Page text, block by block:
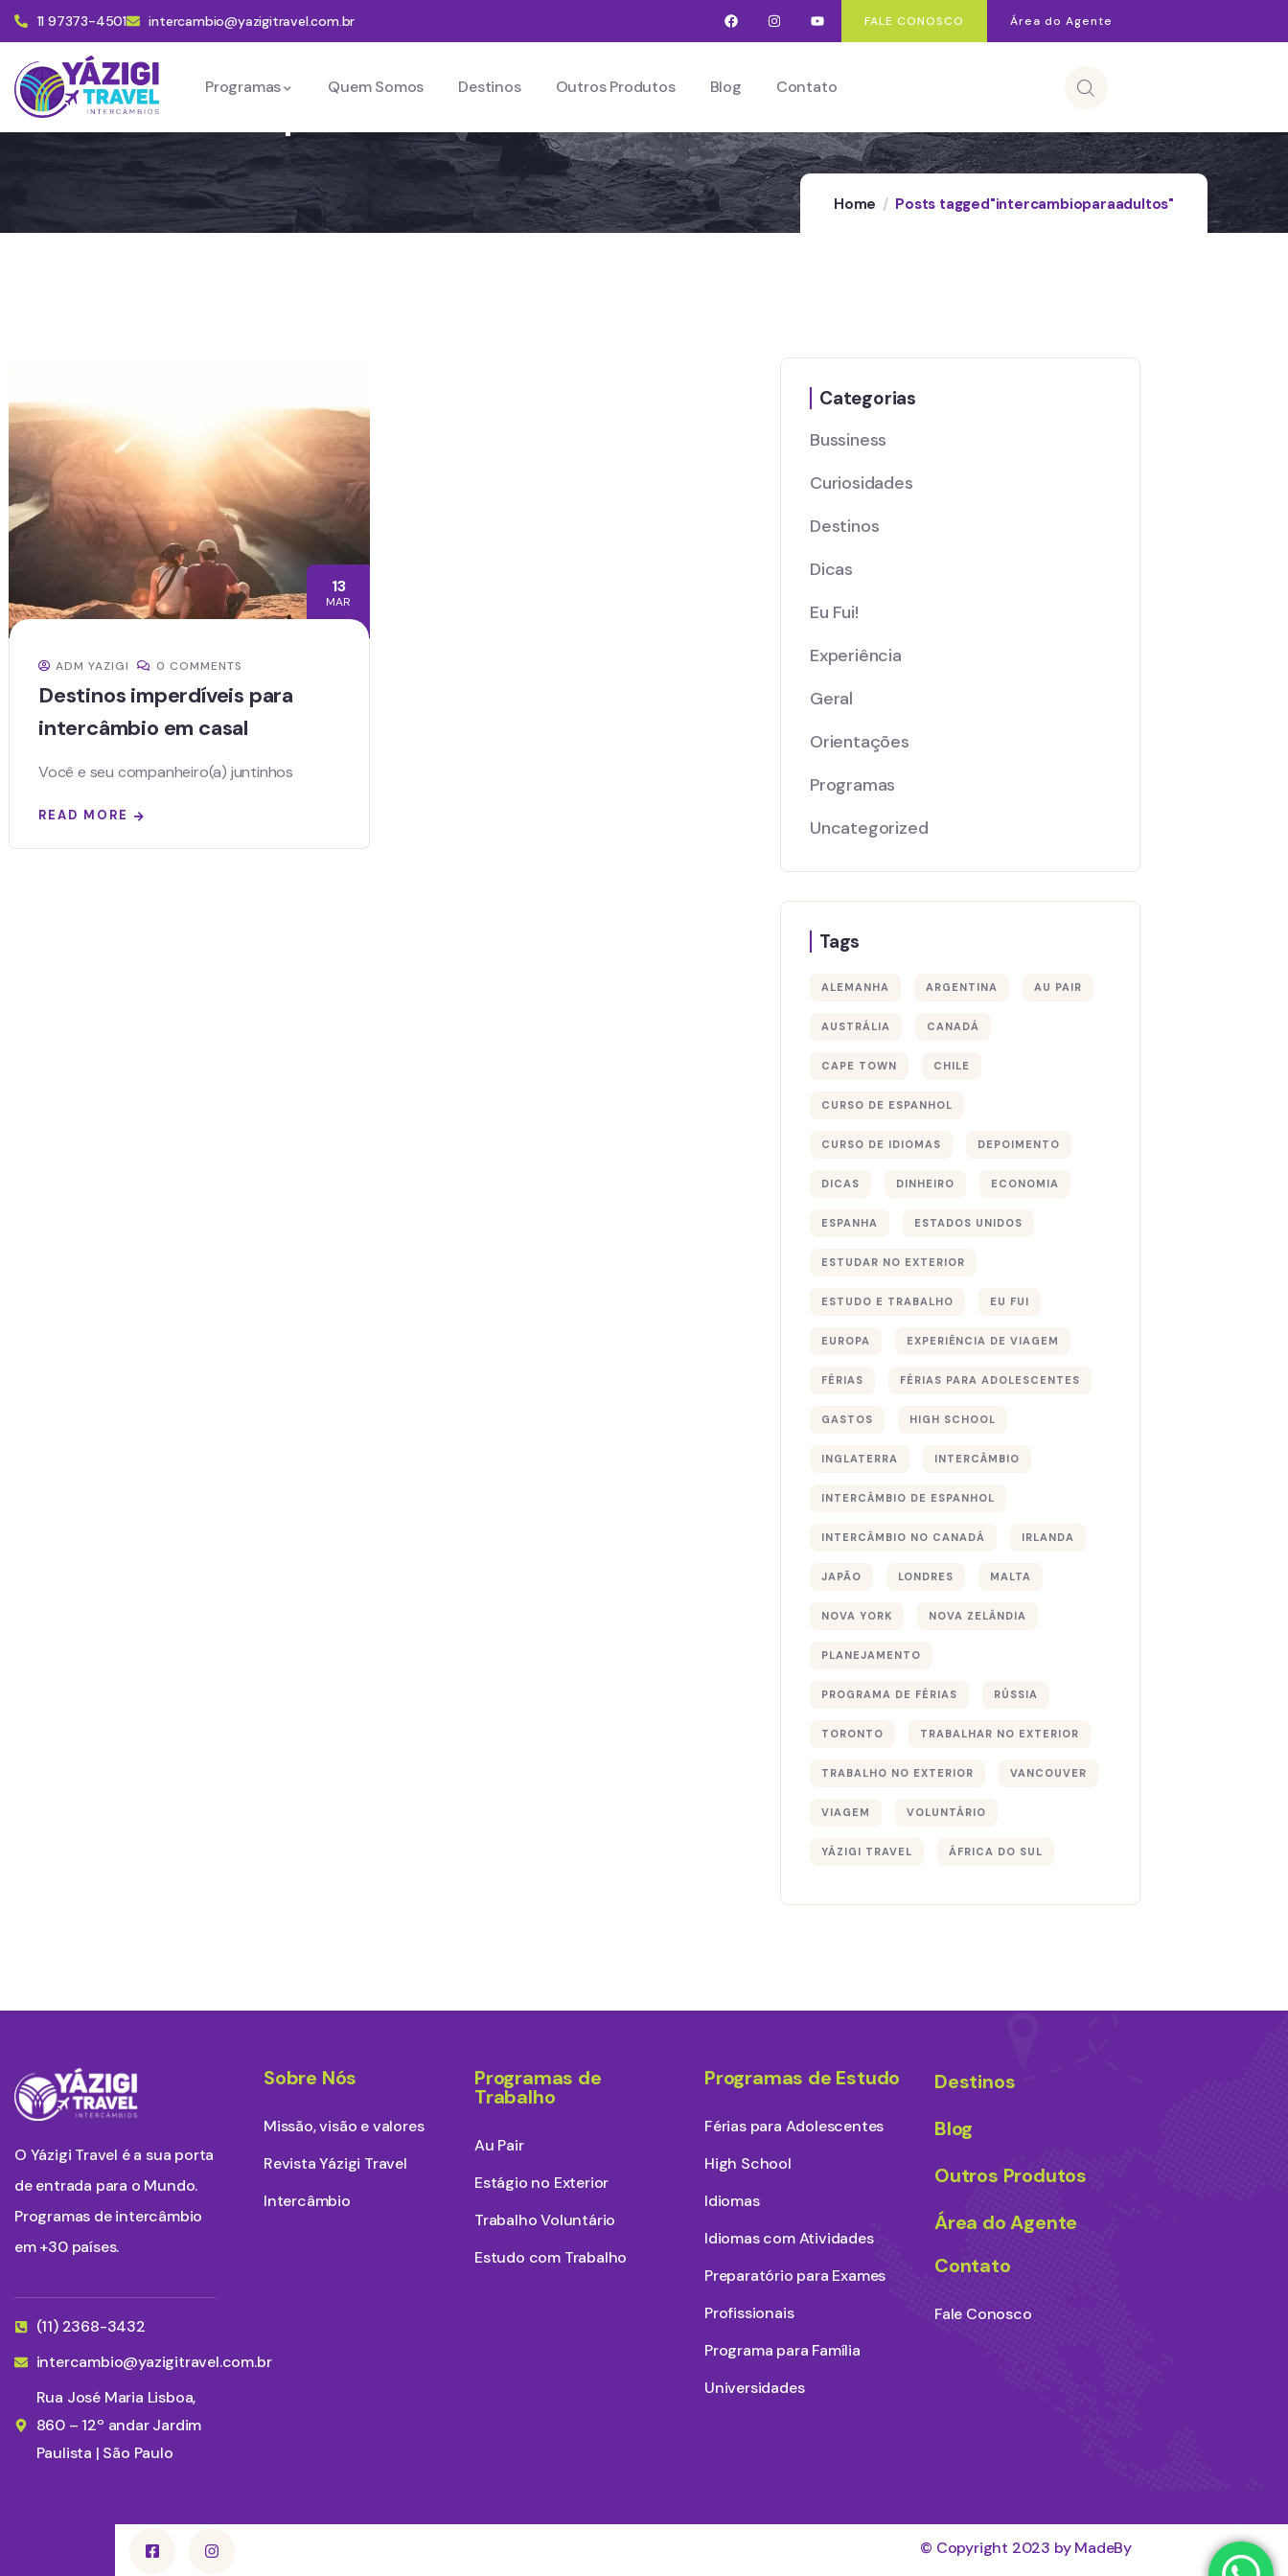
11 97373-4501 intercambio@yazigitravel.com.br FALE CONOSCO Área do Agente
Programas Quem Somos Destinos Outros Produtos Blog Contato
Intercambioparaadultos
Home Posts tagged"intercambioparaadultos"
13
MAR
ADM YAZIGI 0 COMMENTS
Destinos imperdíveis para
intercâmbio em casal
Você e seu companheiro(a) juntinhos
READ MORE
Categorias
Bussiness
Curiosidades
Destinos
Dicas
Eu Fui!
Experiência
Geral
Orientações
Programas
Uncategorized
Tags
ALEMANHA ARGENTINA AU PAIR
AUSTRÁLIA CANADÁ
CAPE TOWN CHILE
CURSO DE ESPANHOL
CURSO DE IDIOMAS DEPOIMENTO
DICAS DINHEIRO ECONOMIA
ESPANHA ESTADOS UNIDOS
ESTUDAR NO EXTERIOR
ESTUDO E TRABALHO EU FUI
EUROPA EXPERIÊNCIA DE VIAGEM
FÉRIAS FÉRIAS PARA ADOLESCENTES
GASTOS HIGH SCHOOL
INGLATERRA INTERCÂMBIO
INTERCÂMBIO DE ESPANHOL
INTERCÂMBIO NO CANADÁ IRLANDA
JAPÃO LONDRES MALTA
NOVA YORK NOVA ZELÂNDIA
PLANEJAMENTO
PROGRAMA DE FÉRIAS RÚSSIA
TORONTO TRABALHAR NO EXTERIOR
TRABALHO NO EXTERIOR VANCOUVER
VIAGEM VOLUNTÁRIO
YÁZIGI TRAVEL ÁFRICA DO SUL
O Yázigi Travel é a sua porta
de entrada para o Mundo.
Programas de intercâmbio
em +30 países.
(11) 2368-3432
intercambio@yazigitravel.com.br
Rua José Maria Lisboa,
860 – 12º andar Jardim
Paulista | São Paulo
Sobre Nós
Missão, visão e valores
Revista Yázigi Travel
Intercâmbio
Programas de
Trabalho
Au Pair
Estágio no Exterior
Trabalho Voluntário
Estudo com Trabalho
Programas de Estudo
Férias para Adolescentes
High School
Idiomas
Idiomas com Atividades
Preparatório para Exames
Profissionais
Programa para Família
Universidades
Destinos
Blog
Outros Produtos
Área do Agente
Contato
Fale Conosco
© Copyright 2023 by MadeBy